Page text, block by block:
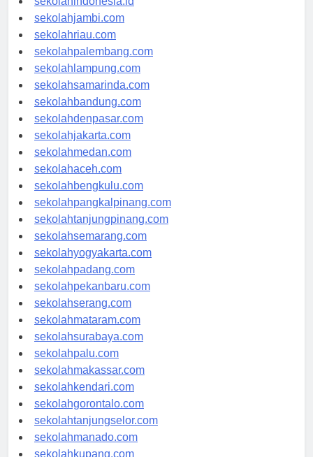
sekolahindonesia.id
sekolahjambi.com
sekolahriau.com
sekolahpalembang.com
sekolahlampung.com
sekolahsamarinda.com
sekolahbandung.com
sekolahdenpasar.com
sekolahjakarta.com
sekolahmedan.com
sekolahaceh.com
sekolahbengkulu.com
sekolahpangkalpinang.com
sekolahtanjungpinang.com
sekolahsemarang.com
sekolahyogyakarta.com
sekolahpadang.com
sekolahpekanbaru.com
sekolahserang.com
sekolahmataram.com
sekolahsurabaya.com
sekolahpalu.com
sekolahmakassar.com
sekolahkendari.com
sekolahgorontalo.com
sekolahtanjungselor.com
sekolahmanado.com